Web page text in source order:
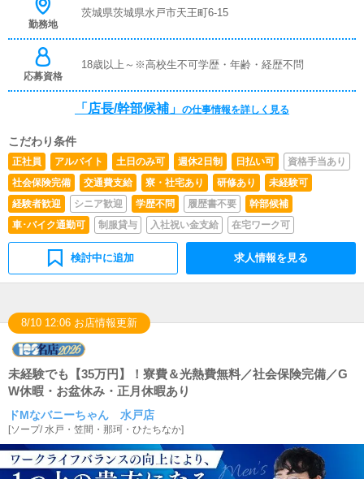
の喚起などをお願いします。簡単なマニュアルや、先輩ス
ますので未経験の方でも安心して働けます。■キャスト管
にインターネットを使ったPR（写メ日記）などの使い方
行っていただきます。キャストの出勤情報やイベント、求
ません。PCが苦手な人でも簡単にできます。■清掃・備品
管理お客様やキャストの方に快適にお過ごしいただくた
め、店内の清掃や備品の管理・補充を行っていただきます
勤務地
茨城県茨城県水戸市天王町6-15
応募資格
18歳以上～※高校生不可学歴・年齢・経歴不問
「店長/幹部候補」 の仕事情報を詳しく見る
こだわり条件
正社員 アルバイト 土日のみ可 週休2日制 日払い可
資格手当あり
社会保険完備
交通費支給 寮・社宅あり 研修あり
未経験可
経験者歓迎
シニア歓迎 学歴不問 履歴書不要
幹部候補
車･バイク通勤可
制服貸与 入社祝い金支給 在宅ワーク可
検討中に追加 求人情報を見る
8/10 12:06 お店情報更新
未経験でも【35万円】！寮費＆光熱費無料／社会保険完備／G
W休暇・お盆休み・正月休暇あり
ドMなバニーちゃん 水戸店
[ソープ/水戸・笠間・那珂・ひたちなか]